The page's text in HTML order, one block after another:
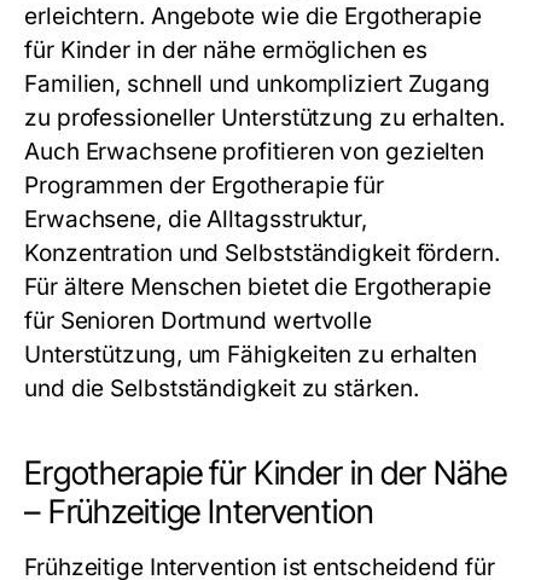
erleichtern. Angebote wie die Ergotherapie
für Kinder in der näheermöglichen es
Familien, schnell und unkompliziert Zugang
zu professioneller Unterstützung zu erhalten.
Auch Erwachsene profitieren von gezielten
Programmen der Ergotherapie für
Erwachsene, die Alltagsstruktur,
Konzentration und Selbstständigkeit fördern.
Für ältere Menschen bietet die Ergotherapie
für Senioren Dortmund wertvolle
Unterstützung, um Fähigkeiten zu erhalten
und die Selbstständigkeit zu stärken.
Ergotherapie für Kinder in der Nähe
– Frühzeitige Intervention
Frühzeitige Intervention ist entscheidend für